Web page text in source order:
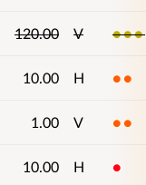
120.00 V 3
10.00 H 2
1.00 V 2
10.00 H 1